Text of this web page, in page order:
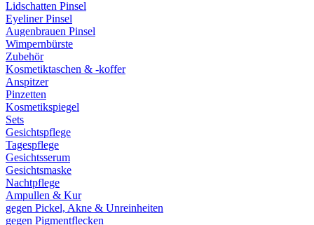
Lidschatten Pinsel
Eyeliner Pinsel
Augenbrauen Pinsel
Wimpernbürste
Zubehör
Kosmetiktaschen & -koffer
Anspitzer
Pinzetten
Kosmetikspiegel
Sets
Gesichtspflege
Tagespflege
Gesichtsserum
Gesichtsmaske
Nachtpflege
Ampullen & Kur
gegen Pickel, Akne & Unreinheiten
gegen Pigmentflecken